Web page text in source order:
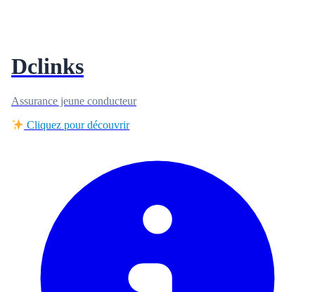
Dclinks
Assurance jeune conducteur
Cliquez pour découvrir